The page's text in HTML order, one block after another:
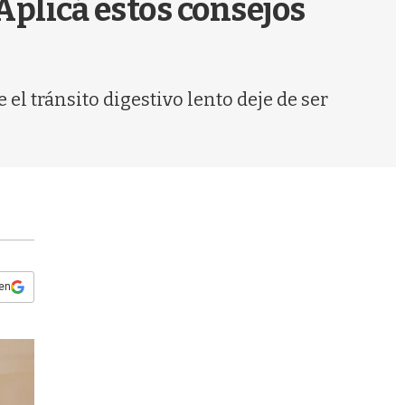
estos consejos
el tránsito digestivo lento deje de ser